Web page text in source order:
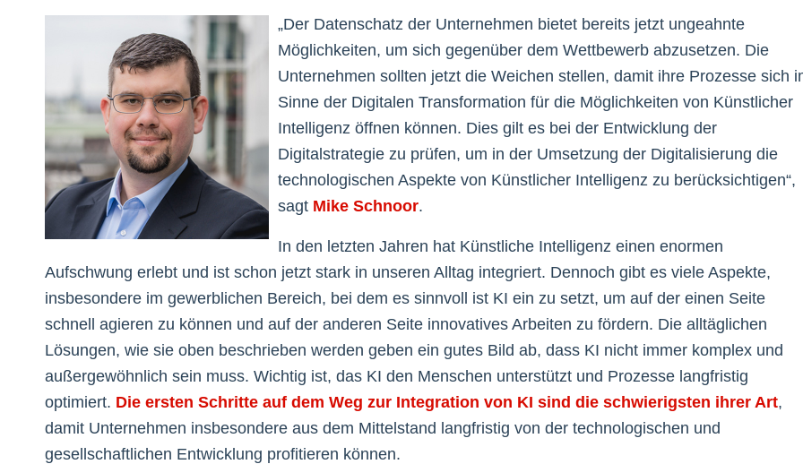
„Der Datenschatz der Unternehmen bietet bereits jetzt ungeahnte
Möglichkeiten, um sich gegenüber dem Wettbewerb abzusetzen. Die
Unternehmen sollten jetzt die Weichen stellen, damit ihre Prozesse sich
Sinne der Digitalen Transformation für die Möglichkeiten von Künstlicher
Intelligenz öffnen können. Dies gilt es bei der Entwicklung der
Digitalstrategie zu prüfen, um in der Umsetzung der Digitalisierung die
technologischen Aspekte von Künstlicher Intelligenz zu berücksichtigen“,
sagt Mike Schnoor.
In den letzten Jahren hat Künstliche Intelligenz einen enormen
Aufschwung erlebt und ist schon jetzt stark in unseren Alltag integriert. Dennoch gibt es viele Aspekte,
insbesondere im gewerblichen Bereich, bei dem es sinnvoll ist KI ein zu setzt, um auf der einen Seite
schnell agieren zu können und auf der anderen Seite innovatives Arbeiten zu fördern. Die alltäglichen
Lösungen, wie sie oben beschrieben werden geben ein gutes Bild ab, dass KI nicht immer komplex und
außergewöhnlich sein muss. Wichtig ist, das KI den Menschen unterstützt und Prozesse langfristig
optimiert. Die ersten Schritte auf dem Weg zur Integration von KI sind die schwierigsten ihrer Art,
damit Unternehmen insbesondere aus dem Mittelstand langfristig von der technologischen und
gesellschaftlichen Entwicklung profitieren können.